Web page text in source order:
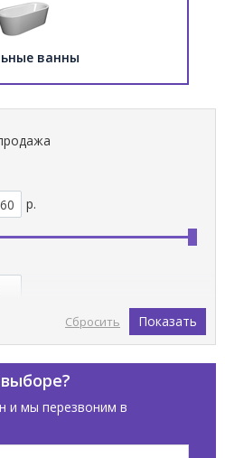
ванны
р.
Показать
Сбросить
и мы перезвоним в